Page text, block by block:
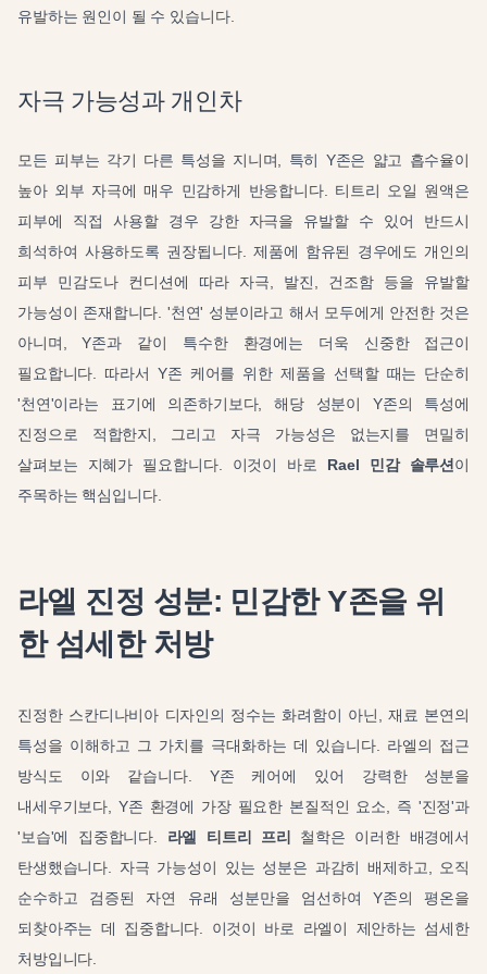
유발하는 원인이 될 수 있습니다.
자극 가능성과 개인차
모든 피부는 각기 다른 특성을 지니며, 특히 Y존은 얇고 흡수율이
높아 외부 자극에 매우 민감하게 반응합니다. 티트리 오일 원액은
피부에 직접 사용할 경우 강한 자극을 유발할 수 있어 반드시
희석하여 사용하도록 권장됩니다. 제품에 함유된 경우에도 개인의
피부 민감도나 컨디션에 따라 자극, 발진, 건조함 등을 유발할
가능성이 존재합니다. '천연' 성분이라고 해서 모두에게 안전한 것은
아니며, Y존과 같이 특수한 환경에는 더욱 신중한 접근이
필요합니다. 따라서 Y존 케어를 위한 제품을 선택할 때는 단순히
'천연'이라는 표기에 의존하기보다, 해당 성분이 Y존의 특성에
진정으로 적합한지, 그리고 자극 가능성은 없는지를 면밀히
살펴보는 지혜가 필요합니다. 이것이 바로 Rael 민감 솔루션이
주목하는 핵심입니다.
라엘 진정 성분: 민감한 Y존을 위
한 섬세한 처방
진정한 스칸디나비아 디자인의 정수는 화려함이 아닌, 재료 본연의
특성을 이해하고 그 가치를 극대화하는 데 있습니다. 라엘의 접근
방식도 이와 같습니다. Y존 케어에 있어 강력한 성분을
내세우기보다, Y존 환경에 가장 필요한 본질적인 요소, 즉 '진정'과
'보습'에 집중합니다. 라엘 티트리 프리
철학은 이러한 배경에서
탄생했습니다. 자극 가능성이 있는 성분은 과감히 배제하고, 오직
순수하고 검증된 자연 유래 성분만을 엄선하여 Y존의 평온을
되찾아주는 데 집중합니다. 이것이 바로 라엘이 제안하는 섬세한
처방입니다.